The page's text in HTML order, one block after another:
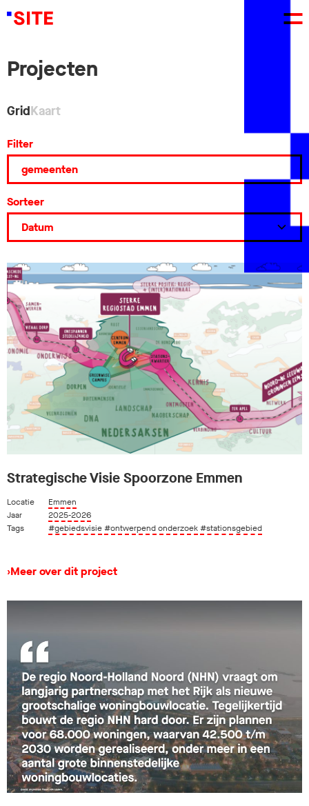
Projecten
GridKaart
Filter
Sorteer
Strategische Visie Spoorzone Emmen
Locatie
Emmen
Jaar
2025-2026
Tags
#gebiedsvisie#ontwerpend onderzoek#stationsgebied
›Meer over dit project